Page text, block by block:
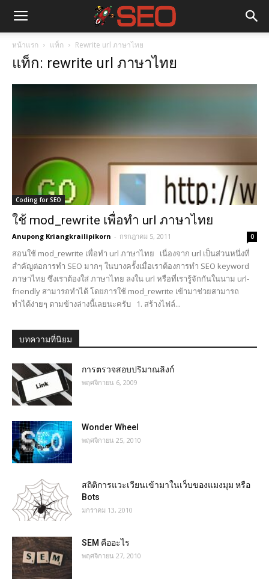
หน้าแรก แท็ก Rewrite url ภาษาไทย
แท็ก: rewrite url ภาษาไทย
Coding for SEO
ใช้ mod_rewrite เพื่อทำ url ภาษาไทย
Anupong Kriangkrailipikorn - กรกฎาคม 5, 2011 0
สอนใช้ mod_rewrite เพื่อทำ url ภาษาไทย เนื่องจาก url เป็นส่วนหนึ่งที่
สำคัญต่อการทำ SEO มากๆ ในบางครั้งเมื่อเราต้องการทำ SEO keyword
ภาษาไทย ซึ่งเราต้องใส่ ภาษาไทย ลงใน url หรือที่เรารู้จักกันในนาม url-
friendly สามารถทำได้ โดยการใช้ mod_rewrite เข้ามาช่วยสามารถ
ทำได้ง่ายๆ ตามข้างล่างนี้เลยนะครับ 1. สร้างไฟล์...
บทความที่นิยม
การตรวจสอบปริมาณลิงก์
พฤศจิกายน 6, 2009
Wonder Wheel
พฤศจิกายน 25, 2010
สถิติการแวะเวียนเข้ามาในเว็บของแมงมุม หรือ
Bots
มกราคม 13, 2010
SEM คืออะไร
พฤศจิกายน 27, 2010